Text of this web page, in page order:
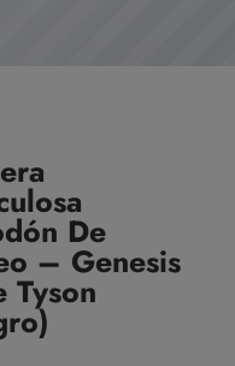
De
– Genesis
Tyson